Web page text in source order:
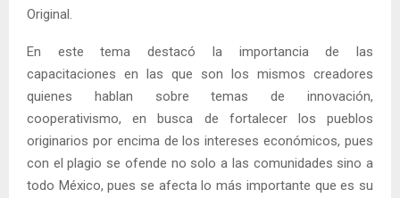
Original.
En este tema destacó la importancia de las
capacitaciones en las que son los mismos creadores
quienes hablan sobre temas de innovación,
cooperativismo, en busca de fortalecer los pueblos
originarios por encima de los intereses económicos, pues
con el plagio se ofende no solo a las comunidades sino a
todo México, pues se afecta lo más importante que es su